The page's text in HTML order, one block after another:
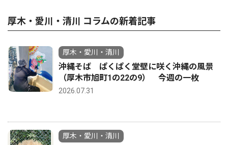
厚木・愛川・清川 コラムの新着記事
厚木・愛川・清川
沖縄そば ぱくぱく堂壁に咲く沖縄の風景
（厚木市旭町1の22の9） 今週の一枚
2026.07.31
厚木・愛川・清川